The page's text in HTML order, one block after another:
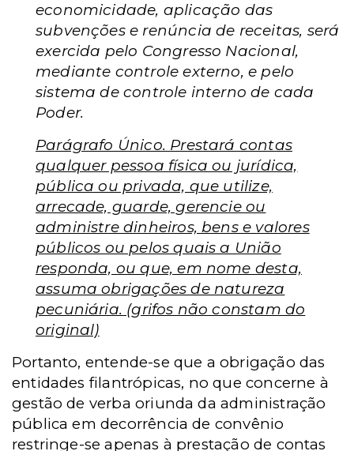
economicidade, aplicação das
subvenções e renúncia de receitas, será
exercida pelo Congresso Nacional,
mediante controle externo, e pelo
sistema de controle interno de cada
Poder.
Parágrafo Único. Prestará contas
qualquer pessoa física ou jurídica,
pública ou privada, que utilize,
arrecade, guarde, gerencie ou
administre dinheiros, bens e valores
públicos ou pelos quais a União
responda, ou que, em nome desta,
assuma obrigações de natureza
pecuniária. (grifos não constam do
original)
Portanto, entende-se que a obrigação das
entidades filantrópicas, no que concerne à
gestão de verba oriunda da administração
pública em decorrência de convênio
restringe-se apenas à prestação de contas